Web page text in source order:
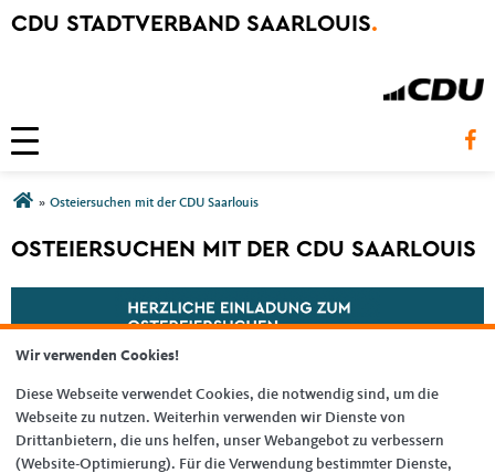
CDU STADTVERBAND SAARLOUIS.
Toggle navigation
Sie sind hier
» Osteiersuchen mit der CDU Saarlouis
OSTEIERSUCHEN MIT DER CDU SAARLOUIS
Wir verwenden Cookies!
Diese Webseite verwendet Cookies, die notwendig sind, um die
Webseite zu nutzen. Weiterhin verwenden wir Dienste von
Drittanbietern, die uns helfen, unser Webangebot zu verbessern
(Website-Optimierung). Für die Verwendung bestimmter Dienste,